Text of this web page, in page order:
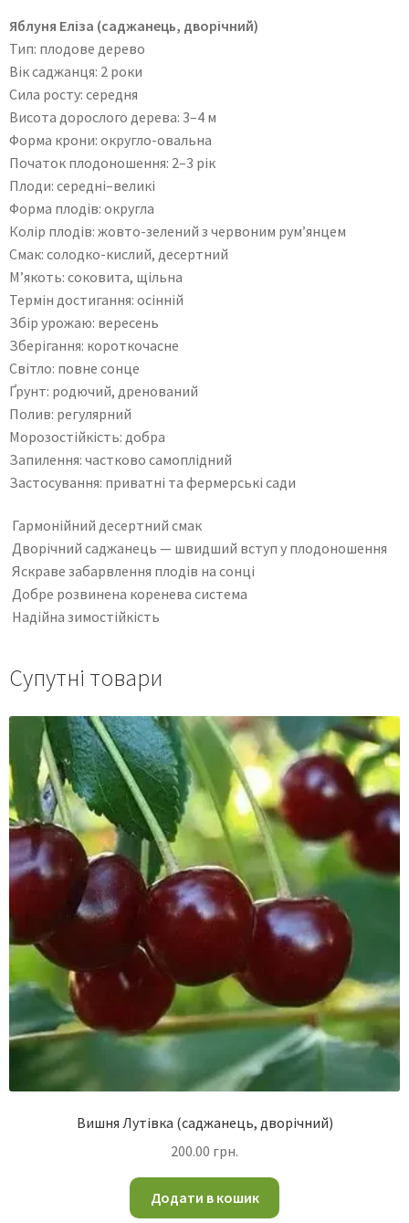
Яблуня Еліза (саджанець, дворічний)
Тип: плодове дерево
Вік саджанця: 2 роки
Сила росту: середня
Висота дорослого дерева: 3–4 м
Форма крони: округло-овальна
Початок плодоношення: 2–3 рік
Плоди: середні–великі
Форма плодів: округла
Колір плодів: жовто-зелений з червоним рум’янцем
Смак: солодко-кислий, десертний
М’якоть: соковита, щільна
Термін достигання: осінній
Збір урожаю: вересень
Зберігання: короткочасне
Світло: повне сонце
Ґрунт: родючий, дренований
Полив: регулярний
Морозостійкість: добра
Запилення: частково самоплідний
Застосування: приватні та фермерські сади
Гармонійний десертний смак
Дворічний саджанець — швидший вступ у плодоношення
Яскраве забарвлення плодів на сонці
Добре розвинена коренева система
Надійна зимостійкість
Супутні товари
Вишня Лутівка (саджанець, дворічний)
200.00 грн.
Додати в кошик